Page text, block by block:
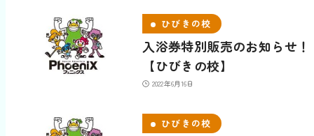
ひびきの校
入浴券特別販売のお知らせ！
【ひびきの校】
2022年6月16日
ひびきの校